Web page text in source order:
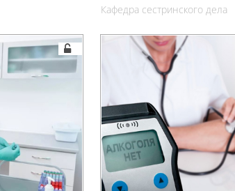
Кафедра сестринского дела